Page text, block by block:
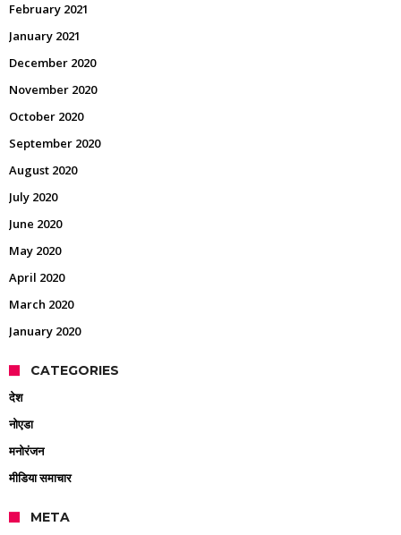
February 2021
January 2021
December 2020
November 2020
October 2020
September 2020
August 2020
July 2020
June 2020
May 2020
April 2020
March 2020
January 2020
CATEGORIES
देश
नोएडा
मनोरंजन
मीडिया समाचार
META